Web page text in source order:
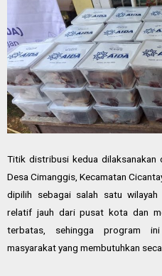
Titik distribusi kedua dilaksanakan
Desa Cimanggis, Kecamatan
dipilih sebagai salah satu
relatif jauh dari pusat kota dan
terbatas, sehingga program
masyarakat yang membutuhkan